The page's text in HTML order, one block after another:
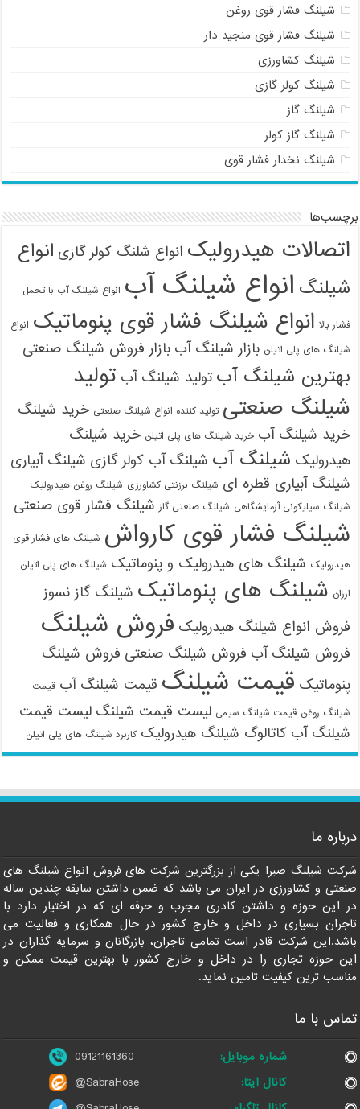
شیلنگ فشار قوی روغن
شیلنگ فشار قوی منجید دار
شیلنگ کشاورزی
شیلنگ کولر گازی
شیلنگ گاز
شیلنگ گاز کولر
شیلنگ نخدار فشار قوی
برچسب‌ها
اتصالات هیدرولیک انواع شلنگ کولر گازی انواع
شیلنگ انواع شیلنگ آب انواع شیلنگ آب با تحمل
فشار بالا انواع شیلنگ فشار قوی پنوماتیک انواع
شیلنگ های پلی اتیلن بازار شیلنگ آب بازار فروش شیلنگ صنعتی
بهترین شیلنگ آب تولید شیلنگ آب تولید
شیلنگ صنعتی تولید کننده انواع شیلنگ صنعتی خرید شیلنگ
خرید شیلنگ آب خرید شیلنگ های پلی اتیلن خرید شیلنگ
هیدرولیک شیلنگ آب شیلنگ آب کولر گازی شیلنگ آبیاری
شیلنگ آبیاری قطره ای شیلنگ برزنتی کشاورزی شیلنگ روغن هیدرولیک
شیلنگ سیلیکونی آزمایشگاهی شیلنگ صنعتی گاز شیلنگ فشار قوی صنعتی
شیلنگ فشار قوی کارواش شیلنگ های فشار قوی
هیدرولیک شیلنگ های هیدرولیک و پنوماتیک شیلنگ های پلی اتیلن
ارزان شیلنگ های پنوماتیک شیلنگ گاز نسوز
فروش انواع شیلنگ هیدرولیک فروش شیلنگ
فروش شیلنگ آب فروش شیلنگ صنعتی فروش شیلنگ
پنوماتیک قیمت شیلنگ قیمت شیلنگ آب قیمت
شیلنگ روغن قیمت شیلنگ سیمی لیست قیمت شیلنگ لیست قیمت
شیلنگ آب کاتالوگ شیلنگ هیدرولیک کاربرد شیلنگ های پلی اتیلن
درباره ما
شرکت شیلنگ صبرا یکی از بزرگترین شرکت های فروش انواع شیلنگ های
صنعتی و کشاورزی در ایران می باشد که ضمن داشتن سابقه چندین ساله
در این حوزه و داشتن کادری مجرب و حرفه ای که در اختیار دارد با
تاجران بسیاری در داخل و خارج کشور در حال همکاری و فعالیت می
باشد.این شرکت قادر است تمامی تاجران، بازرگانان و سرمایه گذاران در
این حوزه تجاری را در داخل و خارج کشور با بهترین قیمت ممکن و
مناسب ترین کیفیت تامین نماید.
تماس با ما
شماره موبایل:
09121161360
کانال ایتا:
@SabraHose